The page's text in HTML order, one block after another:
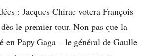
: Jacques Chirac votera François
le premier tour. Non pas que la
Papy Gaga – le général de Gaulle